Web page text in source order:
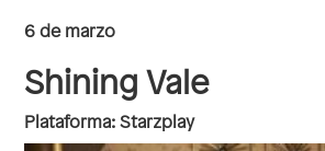
6 de marzo
Shining Vale
Plataforma: Starzplay